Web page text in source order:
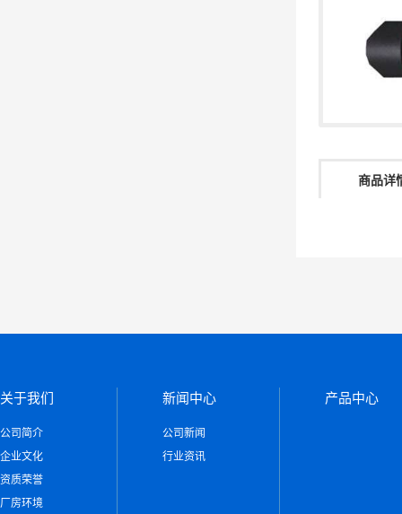
商品详
关于我们
公司简介
企业文化
资质荣誉
厂房环境
新闻中心
公司新闻
行业资讯
产品中心